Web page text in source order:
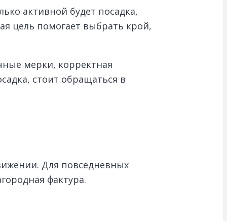
активной будет посадка,
цель помогает выбрать крой,
мерки, корректная
стоит обращаться в
Для повседневных
фактура.